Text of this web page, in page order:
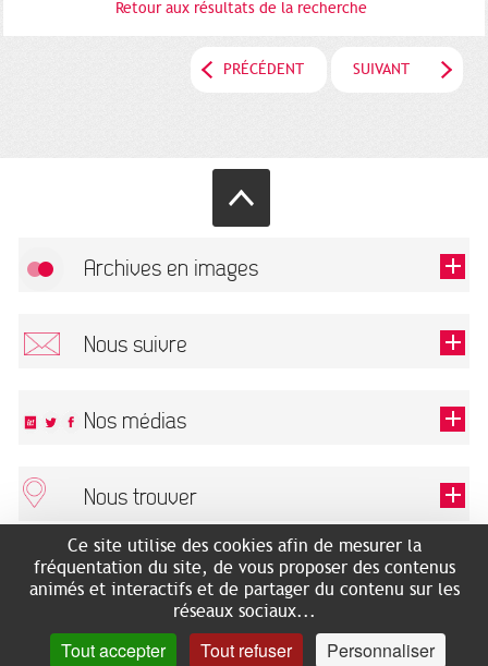
Retour aux résultats de la recherche
PRÉCÉDENT SUIVANT
Archives en images
Nous suivre
Ce champ est exigé.
Nos médias
Nous trouver
ARCHIVES MUNICIPALES
2 rue des Archives
Accès mobilité réduite :
7 avenue de Bellevue
RECHERCHES GÉNÉALOGIQUES
NOUS CONNAÎTRE
SERVICE ÉDUCATIF
LES ARCHIVES EN LIGNE
HISTOIRE DE TOULOUSE
Ce site utilise des cookies afin de mesurer la
fréquentation du site, de vous proposer des contenus
animés et interactifs et de partager du contenu sur les
réseaux sociaux...
Tout accepter Tout refuser Personnaliser